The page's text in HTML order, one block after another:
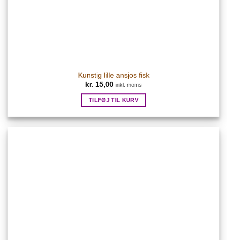
Kunstig lille ansjos fisk
kr. 15,00 inkl. moms
TILFØJ TIL KURV